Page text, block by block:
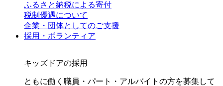
ふるさと納税による寄付
税制優遇について
企業・団体としてのご支援
採用・ボランティア
キッズドアの採用
ともに働く職員・パート・アルバイトの方を募集して